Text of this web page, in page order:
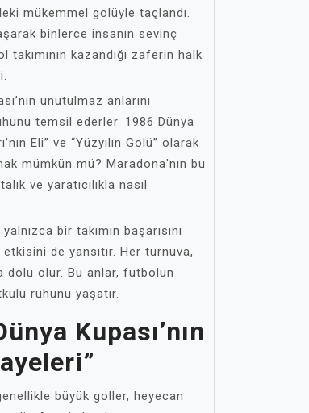
mükemmel golüyle taçlandı.
binlerce insanın sevinç
kazandığı zaferin halk
unutulmaz anlarını
temsil ederler. 1986 Dünya
Eli” ve “Yüzyılın Golü” olarak
mümkün mü? Maradona'nın bu
ve yaratıcılıkla nasıl
bir takımın başarısını
de yansıtır. Her turnuva,
dolu olur. Bu anlar, futbolun
ruhunu yaşatır.
Kupası’nın
büyük goller, heyecan